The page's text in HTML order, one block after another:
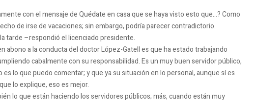
con el mensaje de Quédate en casa que se haya visto esto que…?Como
de irse de vacaciones;sin embargo, podría parecer contradictorio.
tarde –respondió el licenciado presidente.
abono a la conducta del doctor López-Gatell es que ha estado trabajando
cabalmente con su responsabilidad.Es un muy buen servidor público,
es lo que puedo comentar;y que ya su situación en lo personal, aunque sí es
lo explique, eso es mejor.
lo que están haciendo los servidores públicos;más, cuando están muy